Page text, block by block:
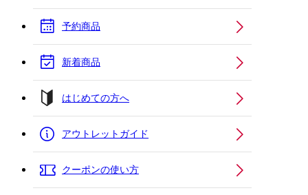
予約商品
新着商品
はじめての方へ
アウトレットガイド
クーポンの使い方